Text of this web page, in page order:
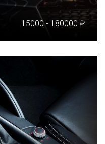
15000- 180000